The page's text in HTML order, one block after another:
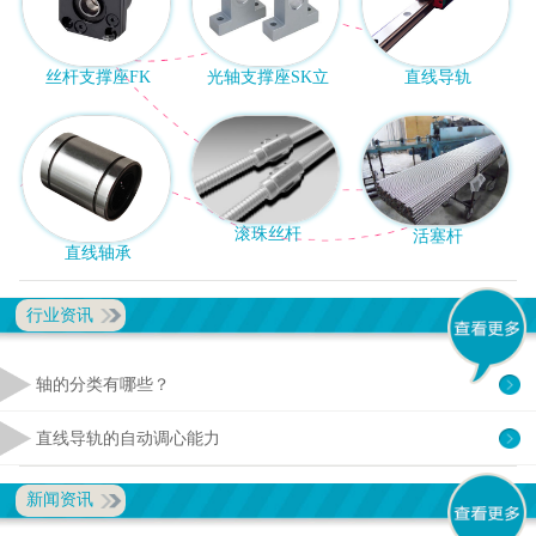
丝杆支撑座FK 光轴支撑座SK立 直线导轨
直线轴承
滚珠丝杆 活塞杆
行业资讯
轴的分类有哪些？
直线导轨的自动调心能力
新闻资讯